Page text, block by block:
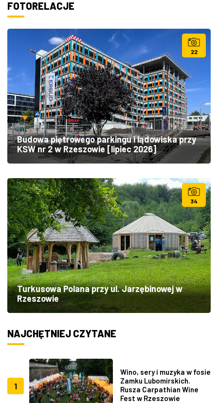
FOTORELACJE
22
Budowa piętrowego parkingu i lądowiska przy
KSW nr 2 w Rzeszowie [lipiec 2026]
34
Turkusowa Polana przy ul. Jarzębinowej w
Rzeszowie
NAJCHĘTNIEJ CZYTANE
1
Wino, sery i muzyka w fosie
Zamku Lubomirskich.
Rusza Carpathian Wine
Fest w Rzeszowie